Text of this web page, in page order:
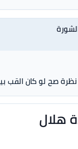
صح لو كان القب
هلال